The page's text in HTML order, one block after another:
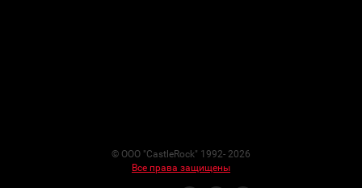
© ООО "CastleRock" 1992- 2026
Все права защищены